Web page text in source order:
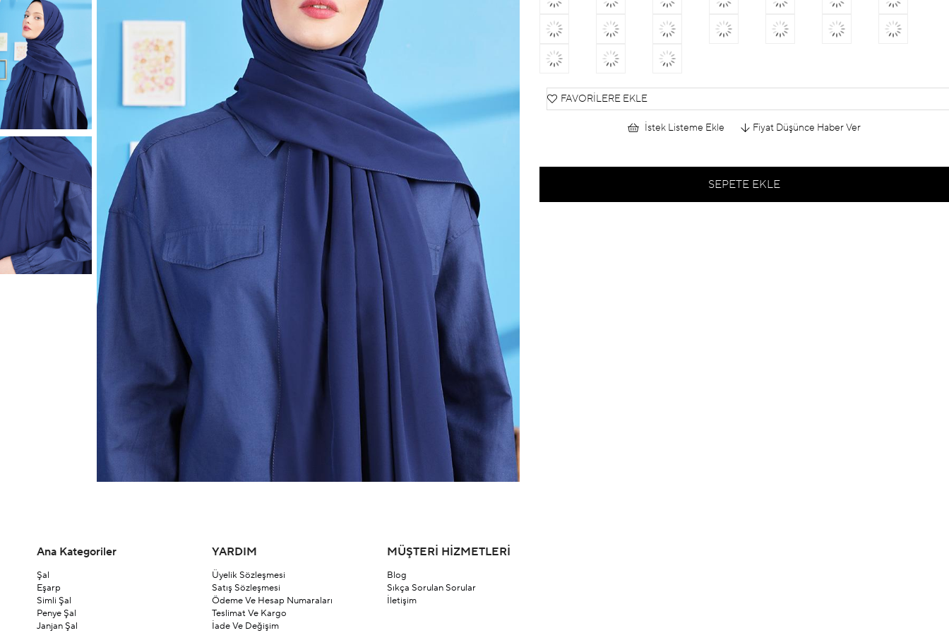
FAVORILERE EKLE
İstek Listeme Ekle Fiyat Düşünce Haber Ver
Ana Kategoriler
Şal
Eşarp
Simli Şal
Penye Şal
Janjan Şal
YARDIM
Üyelik Sözleşmesi
Satış Sözleşmesi
Ödeme Ve Hesap Numaraları
Teslimat Ve Kargo
İade Ve Değişim
MÜŞTERİ HİZMETLERİ
Blog
Sıkça Sorulan Sorular
İletişim